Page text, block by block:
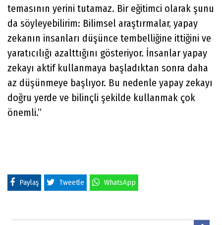
temasının yerini tutamaz. Bir eğitimci olarak şunu
da söyleyebilirim: Bilimsel araştırmalar, yapay
zekanın insanları düşünce tembelliğine ittiğini ve
yaratıcılığı azalttığını gösteriyor. İnsanlar yapay
zekayı aktif kullanmaya başladıktan sonra daha
az düşünmeye başlıyor. Bu nedenle yapay zekayı
doğru yerde ve bilinçli şekilde kullanmak çok
önemli.”
Paylaş Tweetle WhatsApp